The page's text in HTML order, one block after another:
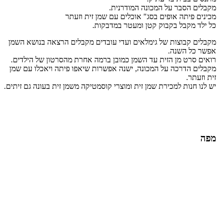
מקבלים הסבר על המכונה המודרנית.
מכינים פיתה אופים בסג" אוכלים עם שמן זית וזעתר
כל ילד מקבל בקבוק קטן ומעטר במדבקות.
מקבלים קבוצות של גימלאים ועדי עובדים מקבלים הרצאה בנושא השמן
אפשר כל השנה.
רואים סרט מן הזית עד השמן כמובן ברמה אחרת מהסרטון של הילדים.
מקבלים הדרכה על המכונה, ישנה אפשרות שיאפו פיתה ויאכלו עם שמן
זית וזעתר.
יש לנו חנות למכירת שמן זית ומוצרי קוסמטיקה משמן זית בעונה גם זיתים.
מפה